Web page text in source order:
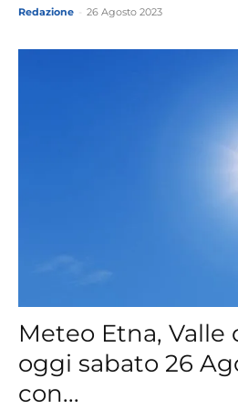
Redazione 26 Agosto 2023
Meteo Etna, Valle
oggi sabato 26
con...